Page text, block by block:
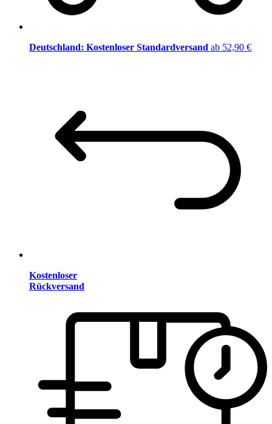
Deutschland: Kostenloser Standardversand ab 52,90 €
Kostenloser
Rückversand